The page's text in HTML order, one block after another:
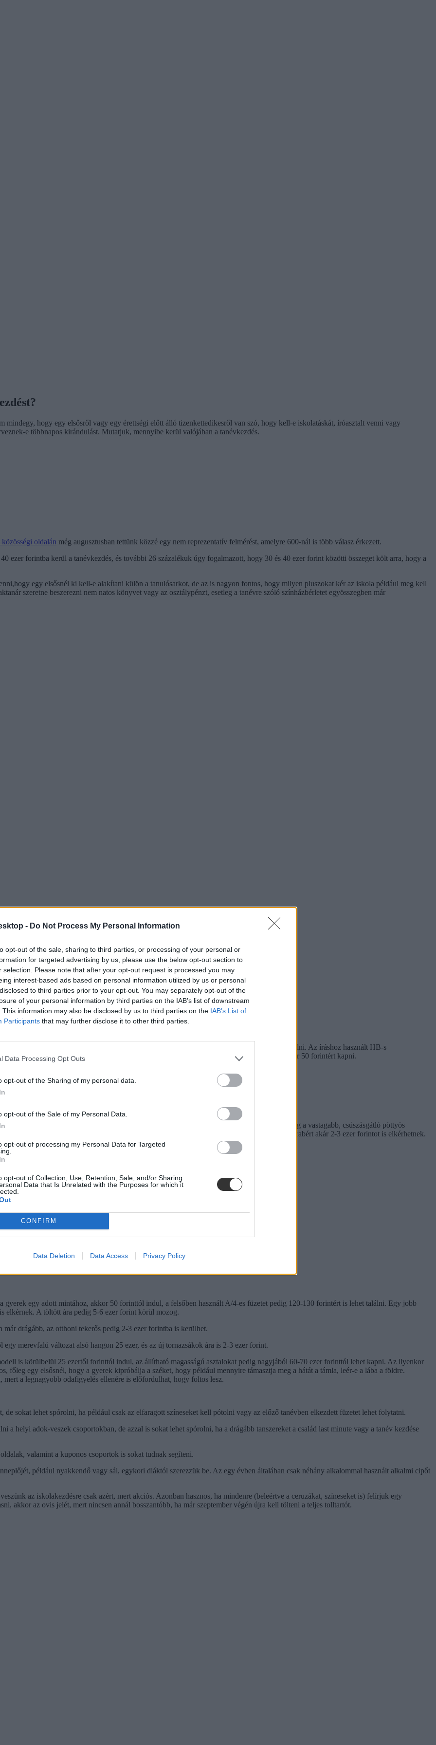
- Do Not Process My Personal Information
opt-out of the sale, sharing to third parties, or processing of your personal or
for targeted advertising by us, please use the below opt-out section to
selection. Please note that after your opt-out request is processed you may
interest-based ads based on personal information utilized by us or personal
to third parties prior to your opt-out. You may separately opt-out of the
of your personal information by third parties on the IAB’s list of downstream
This information may also be disclosed by us to third parties on the IAB’s List of
Participants that may further disclose it to other third parties.
Data Processing Opt Outs
opt-out of the Sharing of my personal data.
opt-out of the Sale of my Personal Data.
opt-out of processing my Personal Data for Targeted
opt-out of Collection, Use, Retention, Sale, and/or Sharing
Data that Is Unrelated with the Purposes for which it
CONFIRM
Data Deletion Data Access Privacy Policy
mindegy, hogy egy elsősről vagy egy érettségi előtt álló tizenkettedikesről van szó, hogy kell-e iskolatáskát, íróasztalt venni vagy
e többnapos kirándulást. Mutatjuk, mennyibe kerül valójában a tanévkezdés.
oldalán még augusztusban tettünk közzé egy nem reprezentatív felmérést, amelyre 600-nál is több válasz érkezett.
ezer forintba kerül a tanévkezdés, és további 26 százalékuk úgy fogalmazott, hogy 30 és 40 ezer forint közötti összeget költ arra, hogy a
egy elsősnél ki kell-e alakítani külön a tanulósarkot, de az is nagyon fontos, hogy milyen pluszokat kér az iskola például meg kell
szeretne beszerezni nem natos könyvet vagy az osztálypénzt, esetleg a tanévre szóló színházbérletet egyösszegben már
de a tanszereken és a tanulósarok berendezésén egy kis odafigyeléssel rengeteget lehet spórolni. Az íráshoz használt HB-s
csúszásgátló pöttyökkel ellátott típusért akár 500 forintot is elkérhetnek. Radírt is lehet már 50 forintért kapni.
lehet szerezni. A tizenkettes alapszínes ára 600 forinttól indul, egy márkásabb csomagért főleg a vastagabb, csúszásgátló pöttyös
már 80 forintért is lehet vásárolni, de egy színesebb, strasszköves vagy éppen balkezes darabért akár 2-3 ezer forintot is elkérhetnek.
gyerek egy adott mintához, akkor 50 forinttól indul, a felsőben használt A/4-es füzetet pedig 120-130 forintért is lehet találni. Egy jobb
elkérnek. A töltött ára pedig 5-6 ezer forint körül mozog.
drágább, az otthoni tekerős pedig 2-3 ezer forintba is kerülhet.
merevfalú változat alsó hangon 25 ezer, és az új tornazsákok ára is 2-3 ezer forint.
is körülbelül 25 ezertől forinttól indul, az állítható magasságú asztalokat pedig nagyjából 60-70 ezer forinttól lehet kapni. Az ilyenkor
főleg egy elsősnél, hogy a gyerek kipróbálja a széket, hogy például mennyire támasztja meg a hátát a támla, leér-e a lába a földre.
a legnagyobb odafigyelés ellenére is előfordulhat, hogy foltos lesz.
sokat lehet spórolni, ha például csak az elfaragott színeseket kell pótolni vagy az előző tanévben elkezdett füzetet lehet folytatni.
a helyi adok-veszek csoportokban, de azzal is sokat lehet spórolni, ha a drágább tanszereket a család last minute vagy a tanév kezdése
valamint a kuponos csoportok is sokat tudnak segíteni.
például nyakkendő vagy sál, egykori diáktól szerezzük be. Az egy évben általában csak néhány alkalommal használt alkalmi cipőt
az iskolakezdésre csak azért, mert akciós. Azonban hasznos, ha mindenre (beleértve a ceruzákat, színeseket is) felírjuk egy
akkor az ovis jelét, mert nincsen annál bosszantóbb, ha már szeptember végén újra kell tölteni a teljes tolltartót.